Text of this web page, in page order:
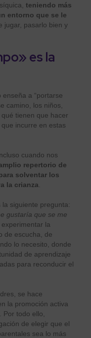
teniendo más
entorno que se le
jugar, pasarlo bien y
es la
a “portarse
camino, los niños,
tienen que hacer
incurre en estas
cuando nos
repertorio de
solventar los
la crianza
siguiente pregunta:
gustaría que se me
la
de escucha, de
lo necesito, donde
de aprendizaje
para reconducir el
se hace
la promoción activa
todo ello,
de elegir que el
sea lo más